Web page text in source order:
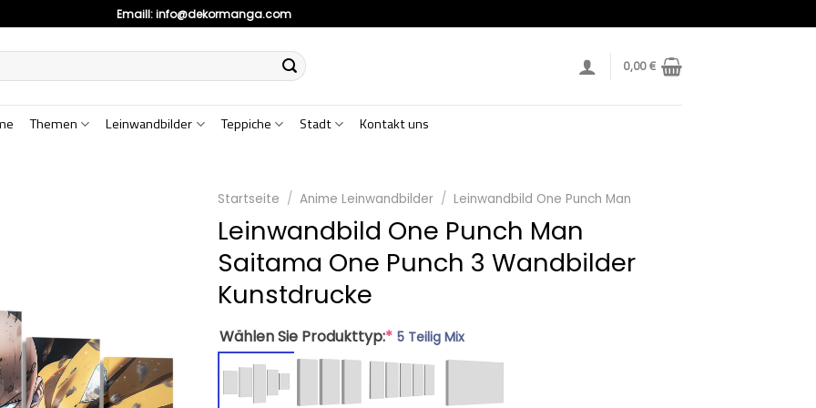
Emaill:info@dekormanga.com
0,00€
Themen Leinwandbilder Teppiche Stadt Kontakt uns
Startseite / Anime Leinwandbilder / Leinwandbild One Punch Man
Leinwandbild One Punch Man
Saitama One Punch 3 Wandbilder
Kunstdrucke
Wählen Sie Produkttyp:* 5 Teilig Mix